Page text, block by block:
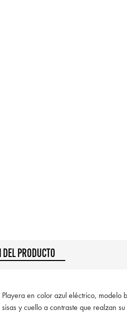
PRODUCTO
Playera en color azul eléctrico, modelo
sisas y cuello a contraste que realzan